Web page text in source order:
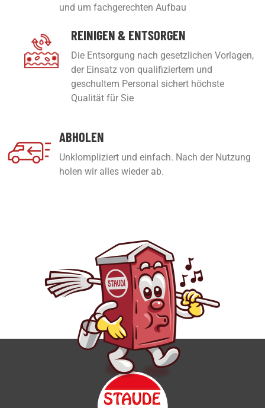
und um fachgerechten Aufbau
REINIGEN & ENTSORGEN
Die Entsorgung nach gesetzlichen Vorlagen,
der Einsatz von qualifiziertem und
geschultem Personal sichert höchste
Qualität für Sie
ABHOLEN
Unklompliziert und einfach. Nach der Nutzung
holen wir alles wieder ab.